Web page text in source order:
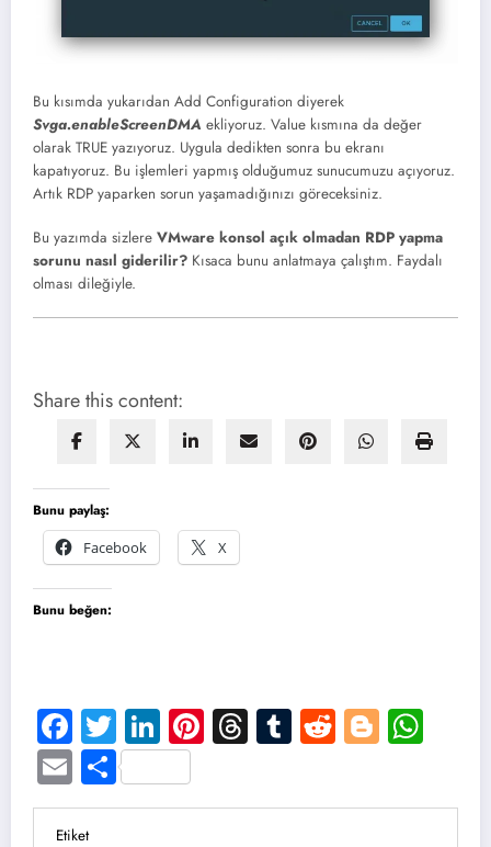
Bu kısımda yukarıdan Add Configuration diyerek
Svga.enableScreenDMA ekliyoruz. Value kısmına da değer
olarak TRUE yazıyoruz. Uygula dedikten sonra bu ekranı
kapatıyoruz. Bu işlemleri yapmış olduğumuz sunucumuzu açıyoruz.
Artık RDP yaparken sorun yaşamadığınızı göreceksiniz.
Bu yazımda sizlere VMware konsol açık olmadan RDP yapma
sorunu nasıl giderilir? Kısaca bunu anlatmaya çalıştım. Faydalı
olması dileğiyle.
Share this content:
Bunu paylaş:
Facebook
X
Bunu beğen:
Facebook
TwitterLinkedIn
Pinterest
Threads
Tumblr
Reddit
EmailShare
Etiket